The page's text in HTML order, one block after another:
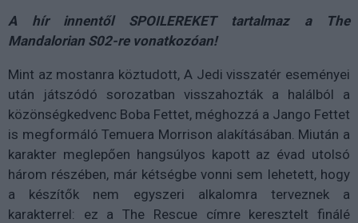
A hír innentől SPOILEREKET tartalmaz a The
Mandalorian S02-re vonatkozóan!
Mint az mostanra köztudott, A Jedi visszatér eseményei
után játszódó sorozatban visszahozták a halálból a
közönségkedvenc Boba Fettet, méghozzá a Jango Fettet
is megformáló Temuera Morrison alakításában. Miután a
karakter meglepően hangsúlyos kapott az évad utolsó
három részében, már kétségbe vonni sem lehetett, hogy
a készítők nem egyszeri alkalomra terveznek a
karakterrel: ez a The Rescue címre keresztelt finálé